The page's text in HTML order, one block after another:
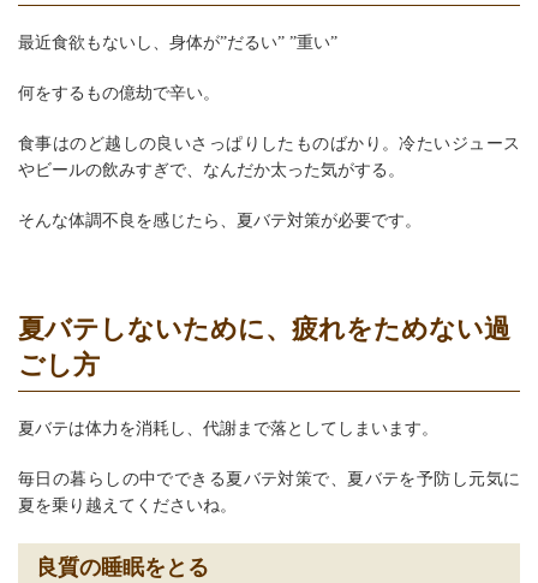
最近食欲もないし、身体が”だるい” ”重い”
何をするもの億劫で辛い。
食事はのど越しの良いさっぱりしたものばかり。冷たいジュース
やビールの飲みすぎで、なんだか太った気がする。
そんな体調不良を感じたら、夏バテ対策が必要です。
夏バテしないために、疲れをためない過
ごし方
夏バテは体力を消耗し、代謝まで落としてしまいます。
毎日の暮らしの中でできる夏バテ対策で、夏バテを予防し元気に
夏を乗り越えてくださいね。
良質の睡眠をとる